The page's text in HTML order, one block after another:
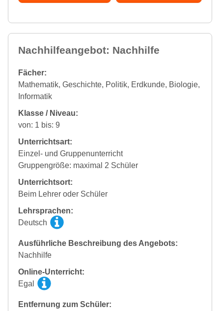
Nachhilfeangebot: Nachhilfe
Fächer:
Mathematik, Geschichte, Politik, Erdkunde, Biologie,
Informatik
Klasse / Niveau:
von: 1 bis: 9
Unterrichtsart:
Einzel- und Gruppenunterricht
Gruppengröße: maximal 2 Schüler
Unterrichtsort:
Beim Lehrer oder Schüler
Lehrsprachen:
Deutsch
Ausführliche Beschreibung des Angebots:
Nachhilfe
Online-Unterricht:
Egal
Entfernung zum Schüler: